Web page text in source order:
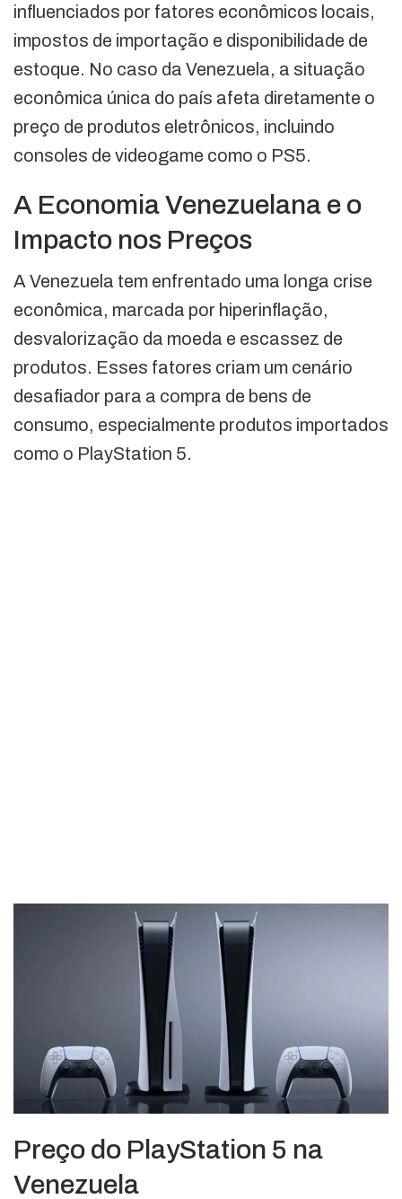
influenciados por fatores econômicos locais,
impostos de importação e disponibilidade de
estoque. No caso da Venezuela, a situação
econômica única do país afeta diretamente o
preço de produtos eletrônicos, incluindo
consoles de videogame como o PS5.
A Economia Venezuelana e o
Impacto nos Preços
A Venezuela tem enfrentado uma longa crise
econômica, marcada por hiperinflação,
desvalorização da moeda e escassez de
produtos. Esses fatores criam um cenário
desafiador para a compra de bens de
consumo, especialmente produtos importados
como o PlayStation 5.
Preço do PlayStation 5 na
Venezuela